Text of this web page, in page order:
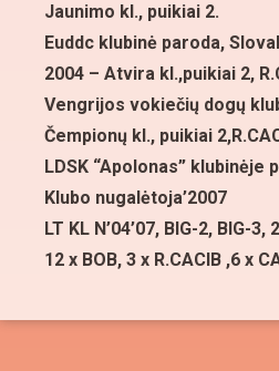
Jaunimo kl., puikiai 2.
Euddc klubinė paroda,
2004 – Atvira kl.,puikiai 2,
Vengrijos vokiečių dogų
Čempionų kl., puikiai
LDSK “Apolonas” klubinėje
Klubo nugalėtoja’2007
LT KL N’04’07, BIG-2, BIG-3,
12 x BOB, 3 x R.CACIB ,6 x